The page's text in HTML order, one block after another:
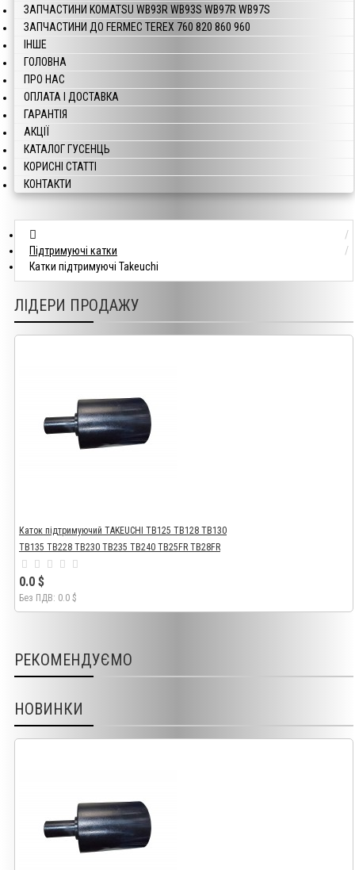
ЗАПЧАСТИНИ KOMATSU WB93R WB93S WB97R WB97S
ЗАПЧАСТИНИ ДО FERMEC TEREX 760 820 860 960
ІНШЕ
ГОЛОВНА
ПРО НАС
ОПЛАТА І ДОСТАВКА
ГАРАНТІЯ
АКЦІЇ
КАТАЛОГ ГУСЕНЦЬ
КОРИСНІ СТАТТІ
КОНТАКТИ
Підтримуючі катки
Катки підтримуючі Takeuchi
ЛІДЕРИ ПРОДАЖУ
Каток підтримуючий TAKEUCHI TB125 TB128 TB130
TB135 TB228 TB230 TB235 TB240 TB25FR TB28FR
0.0 $
Без ПДВ: 0.0 $
РЕКОМЕНДУЄМО
НОВИНКИ